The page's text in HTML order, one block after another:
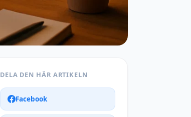
DELA DEN HÄR ARTIKELN
Facebook